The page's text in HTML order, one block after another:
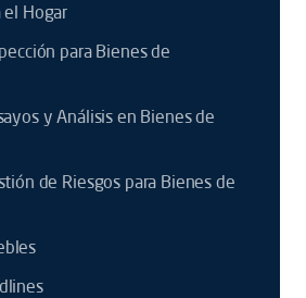
el Hogar
para Bienes de
y Análisis en Bienes de
de Riesgos para Bienes de